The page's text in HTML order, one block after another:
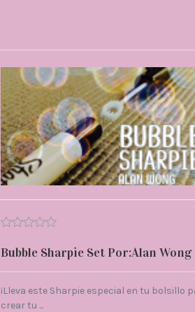
Bubble Sharpie Set Por:Alan Wong
¡Lleva este Sharpie especial en tu bolsillo
crear tu ...